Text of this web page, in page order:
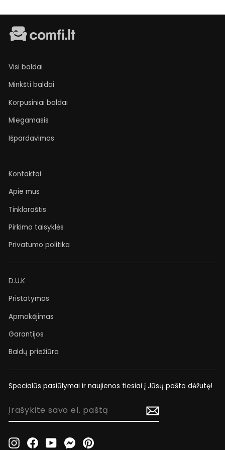
Visi baldai
Minkšti baldai
Korpusiniai baldai
Miegamasis
Išpardavimas
Kontaktai
Apie mus
Tinklaraštis
Pirkimo taisyklės
Privatumo politika
D.U.K
Pristatymas
Apmokėjimas
Garantijos
Baldų priežiūra
Specialūs pasiūlymai ir naujienos tiesiai į Jūsų pašto dėžutę!
ĮRAŠYKITE
PAŠTĄInstagramFacebookYouTubeMessenger